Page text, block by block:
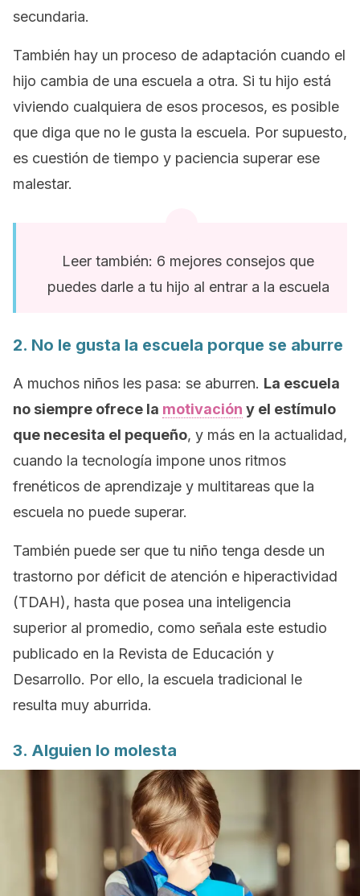
secundaria.
También hay un proceso de adaptación cuando el
hijo cambia de una escuela a otra. Si tu hijo está
viviendo cualquiera de esos procesos, es posible
que diga que no le gusta la escuela. Por supuesto,
es cuestión de tiempo y paciencia superar ese
malestar.
Leer también: 6 mejores consejos que
puedes darle a tu hijo al entrar a la escuela
2. No le gusta la escuela porque se aburre
A muchos niños les pasa: se aburren. La escuela
no siempre ofrece la motivación y el estímulo
que necesita el pequeño, y más en la actualidad,
cuando la tecnología impone unos ritmos
frenéticos de aprendizaje y multitareas que la
escuela no puede superar.
También puede ser que tu niño tenga desde un
trastorno por déficit de atención e hiperactividad
(TDAH), hasta que posea una inteligencia
superior al promedio, como señala este estudio
publicado en la Revista de Educación y
Desarrollo. Por ello, la escuela tradicional le
resulta muy aburrida.
3. Alguien lo molesta